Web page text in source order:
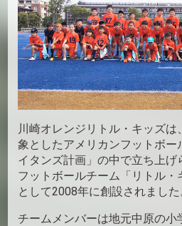
川崎オレンジリトル・キッズ
象としたアメリカンフットボー
イタンズ計画」の中で立ち上げ
フットボールチーム「リトル・
として2008年に創設されました
チームメンバーは地元中原の小